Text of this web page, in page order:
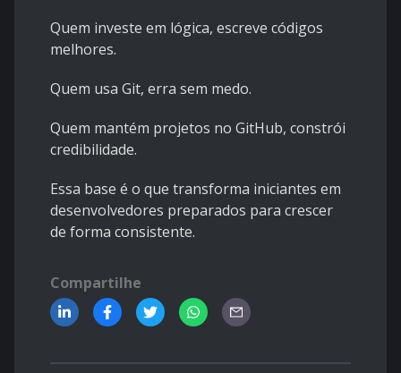
Quem investe em lógica, escreve códigos
melhores.
Quem usa Git, erra sem medo.
Quem mantém projetos no GitHub, constrói
credibilidade.
Essa base é o que transforma iniciantes em
desenvolvedores preparados para crescer
de forma consistente.
Compartilhe